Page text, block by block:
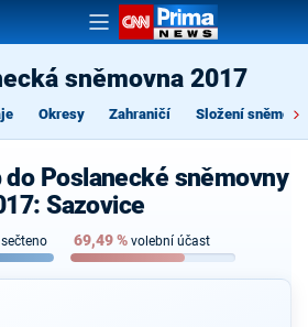
sněmovna 2017
Okresy Zahraničí Složení
Poslanecké sněmovny
Sazovice
69,49% volební účast